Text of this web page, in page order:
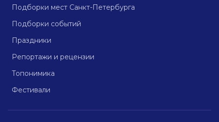
Подборки мест Санкт-Петербурга
Подборки событий
Праздники
Репортажи и рецензии
Топонимика
Фестивали